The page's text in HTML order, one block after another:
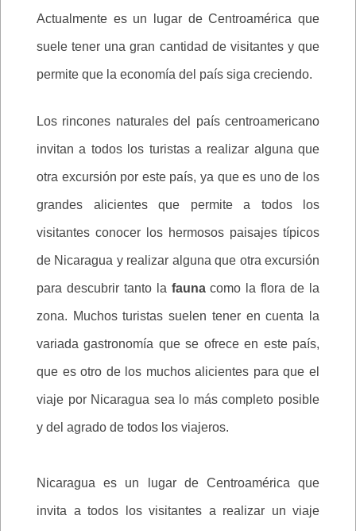
Actualmente es un lugar de Centroamérica que
suele tener una gran cantidad de visitantes y que
permite que la economía del país siga creciendo.
Los rincones naturales del país centroamericano
invitan a todos los turistas a realizar alguna que
otra excursión por este país, ya que es uno de los
grandes alicientes que permite a todos los
visitantes conocer los hermosos paisajes típicos
de Nicaragua y realizar alguna que otra excursión
para descubrir tanto la faunacomo la flora de la
zona. Muchos turistas suelen tener en cuenta la
variada gastronomía que se ofrece en este país,
que es otro de los muchos alicientes para que el
viaje por Nicaragua sea lo más completo posible
y del agrado de todos los viajeros.
Nicaragua es un lugar de Centroamérica que
invita a todos los visitantes a realizar un viaje